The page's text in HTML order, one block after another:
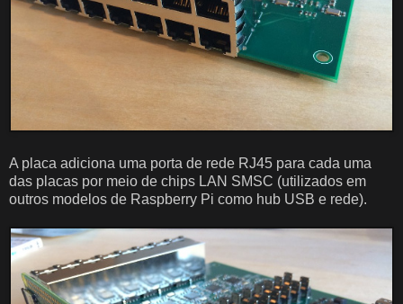
A placa adiciona uma porta de rede RJ45 para cada uma
das placas por meio de chips LAN SMSC (utilizados em
outros modelos de Raspberry Pi como hub USB e rede).